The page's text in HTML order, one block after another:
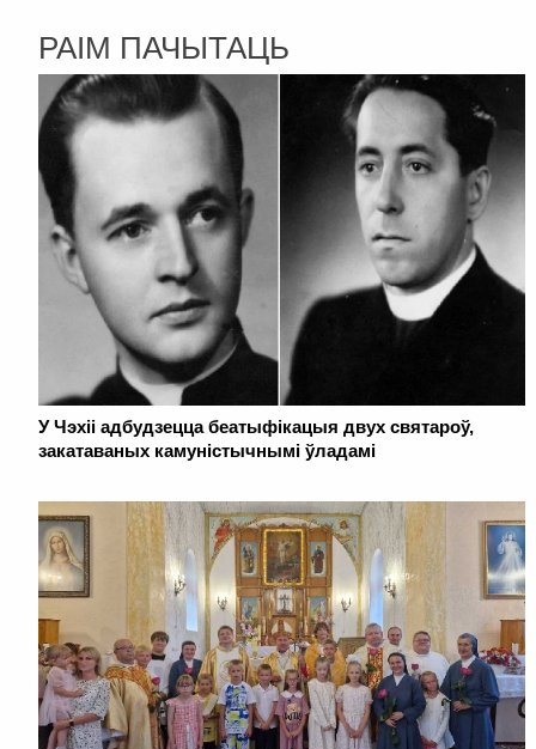
РАІМ ПАЧЫТАЦЬ
У Чэхіі адбудзецца беатыфікацыя двух святароў,
закатаваных камуністычнымі ўладамі